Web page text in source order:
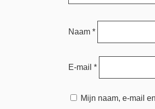
Naam*
E-mail*
Mijn naam, e-mail